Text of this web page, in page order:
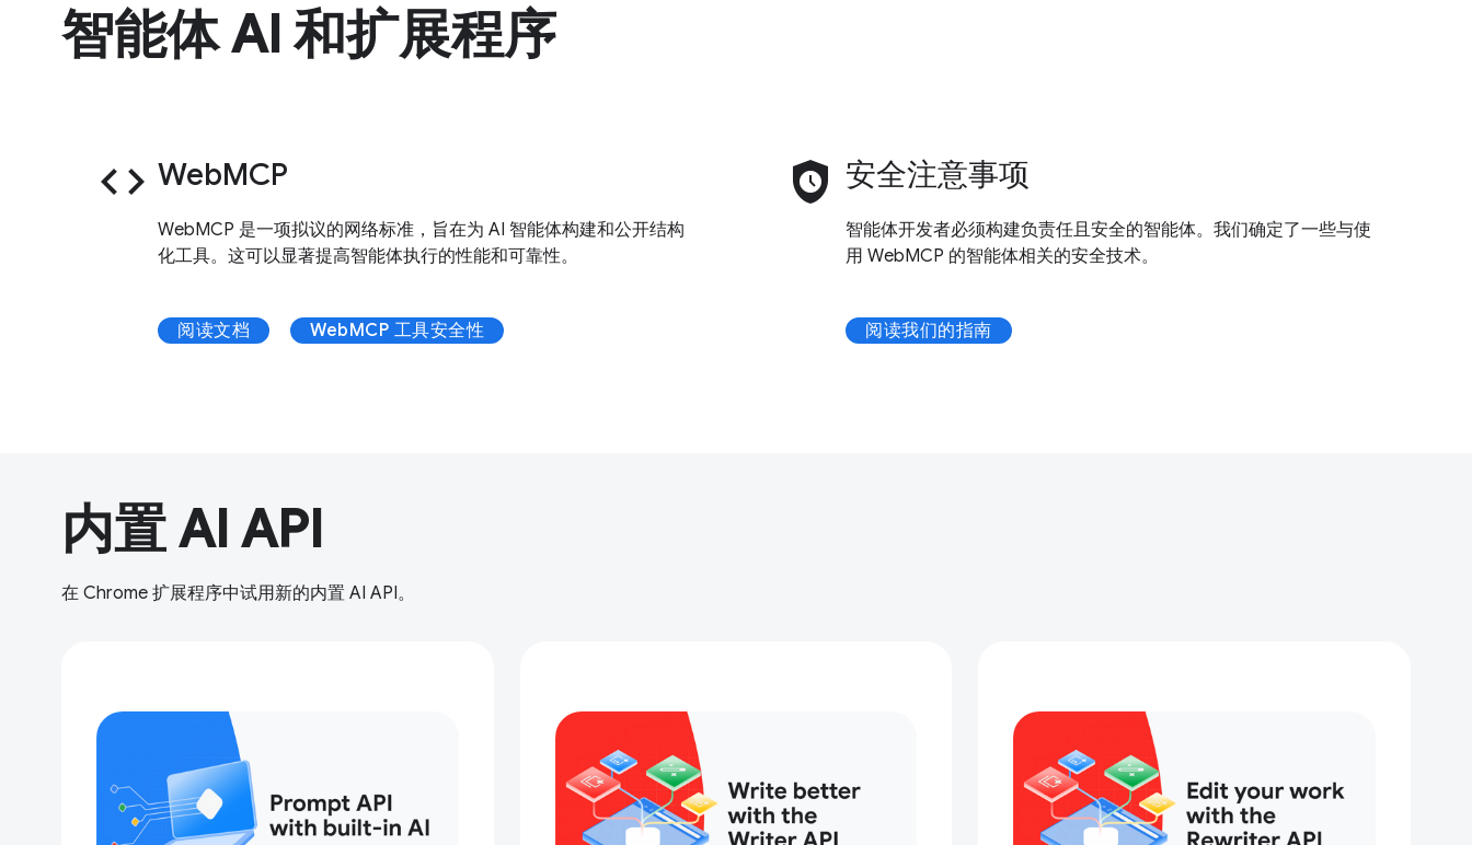
智能体 AI 和扩展程序
code WebMCP
WebMCP 是一项拟议的网络标准，旨在为 AI 智能体构建和公开结构
化工具。这可以显著提高智能体执行的性能和可靠性。
阅读文档 WebMCP 工具安全性
safety_check 安全注意事项
智能体开发者必须构建负责任且安全的智能体。我们确定了一些与使
用 WebMCP 的智能体相关的安全技术。
阅读我们的指南
内置 AI API
在 Chrome 扩展程序中试用新的内置 AI API。